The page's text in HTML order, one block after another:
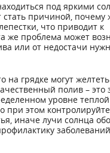
под яркими
стать причиной, почему
что приводит к
же проблема может
или от недостачи
на грядке могут
полив – это
уровне
при этом
иначе лучи солнца